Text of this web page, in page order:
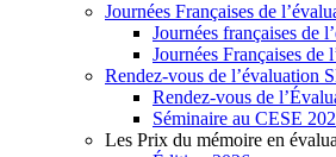
Journées Françaises de
Journées françaises de
Journées Françaises de
Rendez-vous de l’évaluation
Rendez-vous de
Séminaire au CESE
Les Prix du mémoire en